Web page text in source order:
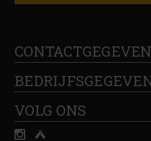
VOLG ONS